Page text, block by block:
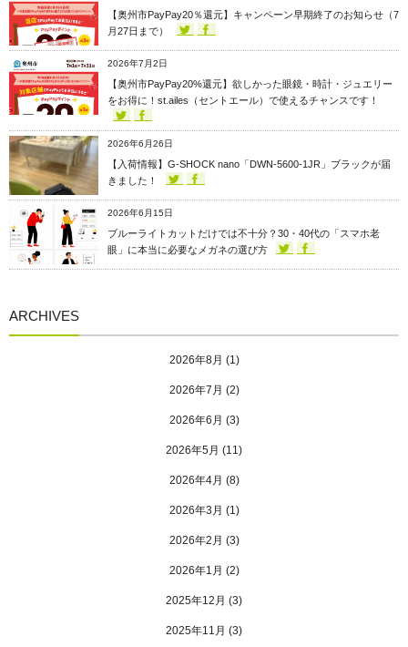
【奥州市PayPay20％還元】キャンペーン早期終了のお知らせ（7
月27日まで）
2026年7月2日
【奥州市PayPay20%還元】欲しかった眼鏡・時計・ジュエリー
をお得に！st.ailes（セントエール）で使えるチャンスです！
2026年6月26日
【入荷情報】G-SHOCK nano「DWN-5600-1JR」ブラックが届
きました！
2026年6月15日
ブルーライトカットだけでは不十分？30・40代の「スマホ老
眼」に本当に必要なメガネの選び方
ARCHIVES
2026年8月 (1)
2026年7月 (2)
2026年6月 (3)
2026年5月 (11)
2026年4月 (8)
2026年3月 (1)
2026年2月 (3)
2026年1月 (2)
2025年12月 (3)
2025年11月 (3)